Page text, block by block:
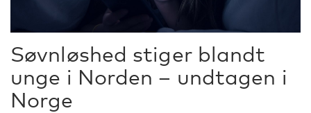
Søvnløshed stiger blandt
unge i Norden – undtagen i
Norge